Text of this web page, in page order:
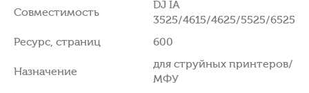
Совместимость
DJ IA
3525/4615/4625/5525/6525
Ресурс, страниц
600
Назначение
для струйных принтеров/
МФУ